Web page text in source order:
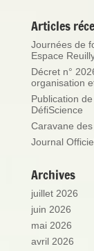
Articles
Journées de
Espace
Décret n°
organisation
Publication
DéfiScience
Caravane
Journal
Archives
juillet 2026
juin 2026
mai 2026
avril 2026